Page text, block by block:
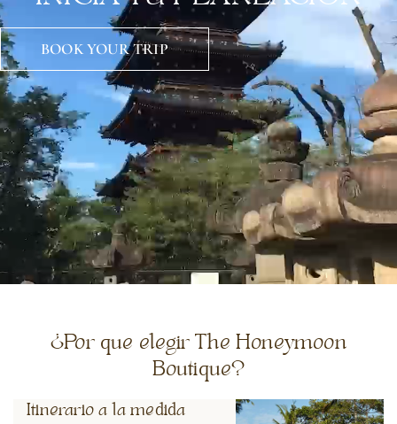
BOOK YOUR TRIP
¿Por que elegir The Honeymoon
Boutique?
Itinerario a la medida